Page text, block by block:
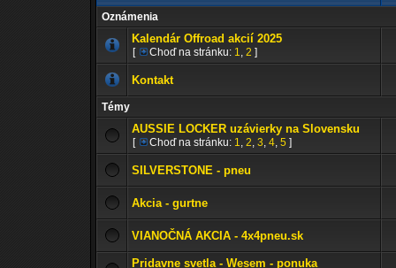
Oznámenia
Kalendár Offroad akcií 2025
[ Choď na stránku: 1, 2 ]
Kontakt
Témy
AUSSIE LOCKER uzávierky na Slovensku
[ Choď na stránku: 1, 2, 3, 4, 5 ]
SILVERSTONE - pneu
Akcia - gurtne
VIANOČNÁ AKCIA - 4x4pneu.sk
Pridavne svetla - Wesem - ponuka